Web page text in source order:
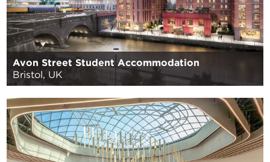
Avon Street Student Accommodation
Bristol, UK